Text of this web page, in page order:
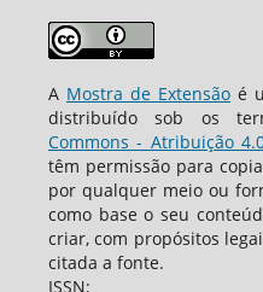
A Mostra de Extensão é
distribuído sob os
Commons - Atribuição
têm permissão para
por qualquer meio ou
como base o seu
criar, com propósitos
citada a fonte.
ISSN: